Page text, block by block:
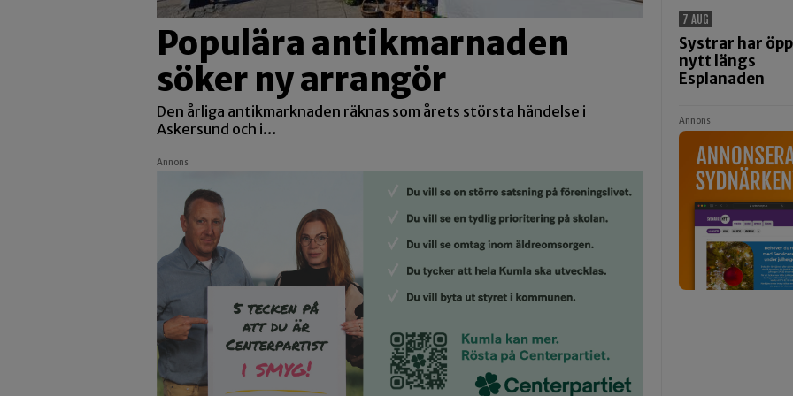
Populära antikmarnaden
söker ny arrangör
Den årliga antikmarknaden räknas som årets största händelse i
Askersund och i…
Annons
7 AUG
Systrar har
nytt längs
Esplanaden
Annons